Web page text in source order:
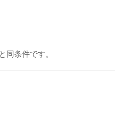
条件です。